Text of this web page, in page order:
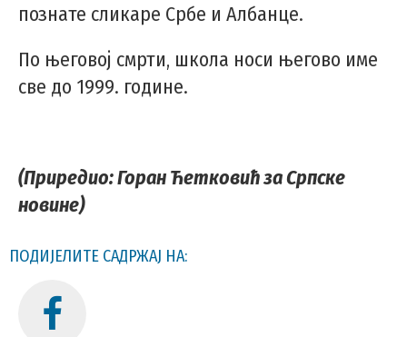
познате сликаре Србе и Албанце.
По његовој смрти, школа носи његово име
све до 1999. године.
(Приредио: Горан Ћетковић за Српске
новине)
ПОДИЈЕЛИТЕ САДРЖАЈ НА: